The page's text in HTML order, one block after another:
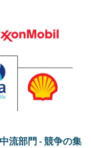
流部門 - 競争の集